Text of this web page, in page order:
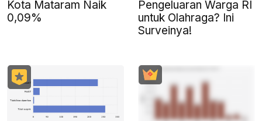
Kota Mataram Naik
0,09%
Pengeluaran Warga RI
untuk Olahraga? Ini
Surveinya!